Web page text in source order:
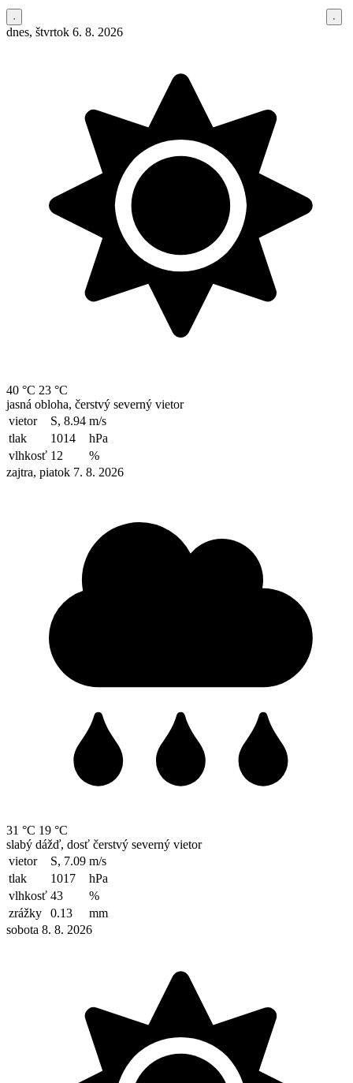
dnes, štvrtok 6. 8. 2026
40 °C 23 °C
jasná obloha, čerstvý severný vietor
vietor
S, 8.94 m/s
tlak
1014
hPa
vlhkosť 12
%
zajtra, piatok 7. 8. 2026
31 °C 19 °C
slabý dážď, dosť čerstvý severný vietor
vietor
S, 7.09 m/s
tlak
1017
hPa
vlhkosť 43
%
zrážky
0.13
mm
sobota 8. 8. 2026